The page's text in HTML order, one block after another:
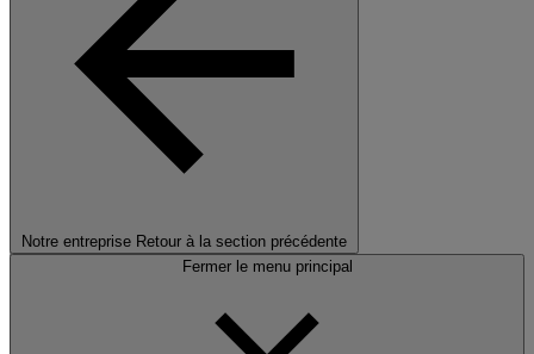
Notre entreprise Retour à la section précédente
Fermer le menu principal